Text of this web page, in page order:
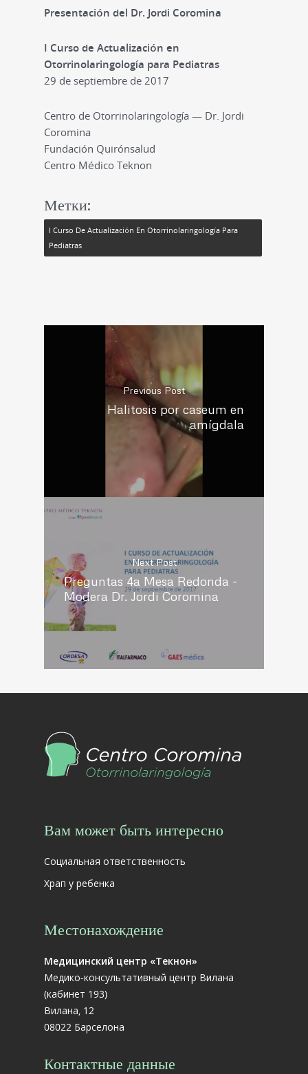
Presentación del Dr. Jordi Coromina
I Curso de Actualización en
Otorrinolaringología para Pediatras
29 de septiembre de 2017
Centro de Otorrinolaringología — Dr. Jordi
Coromina
Fundación Quirónsalud
Centro Médico Teknon
Метки:
I Curso De Actualización En Otorrinolaringología Para
Pediatras
Previous Post
Halitosis por caseum en
amígdala
Next Post
Preguntas 4a Mesa Redonda -
Modera Dr. Jordi Coromina
Вам может быть интересно
Социальная ответственность
Храп у ребенка
Местонахождение
Медицинский центр «Текнон»
Медико-консультативный центр Вилана
(кабинет 193)
Вилана, 12
08022 Барселона
Контактные данные